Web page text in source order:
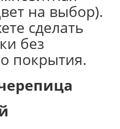
на выбор).
сделать
без
покрытия.